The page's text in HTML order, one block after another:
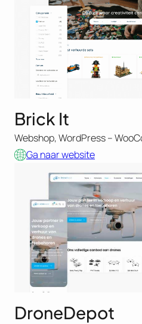
Brick It
Webshop, WordPress –
Ga naar website
DroneDepot